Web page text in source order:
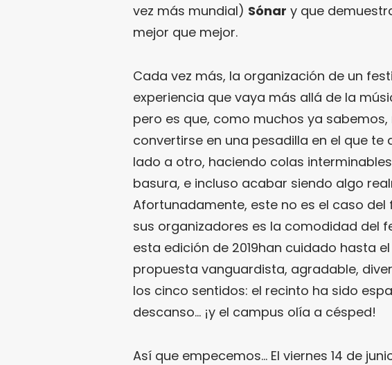
vez más mundial) Sónar y que
mejor que mejor.
Cada vez más, la organización de un
experiencia que vaya más allá de la
pero es que, como muchos ya
convertirse en una pesadilla en el que
lado a otro, haciendo colas
basura, e incluso acabar siendo algo
Afortunadamente, este no es el caso del
sus organizadores es la comodidad del
esta edición de 2019han cuidado hasta
propuesta vanguardista, agradable,
los cinco sentidos: el recinto ha sido
descanso… ¡y el campus olía a césped!
Así que empecemos… El viernes 14 de